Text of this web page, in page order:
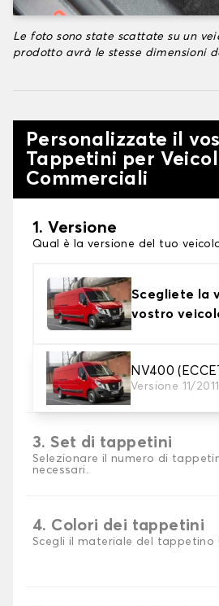
Le foto sono state scattate su un
prodotto avrà le stesse dimensioni
Personalizzate il
Tappetini per
Commerciali
1. Versione
Qual è la versione del tuo
Scegliete la
vostro
NV400
Versione 11/
2. Materiale
Scegli il materiale del tappetini
3. Set di tappetini
Selezionare il numero di
necessari.
4. Colori dei tappetini
Scegli il materiale del tappetino